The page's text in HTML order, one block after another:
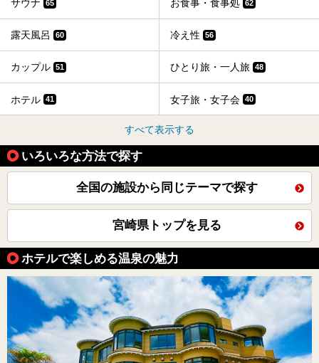
サウナ 65 お食事・食事処 62
露天風呂 60 冷え性 56
カップル 51 ひとり旅・一人旅 48
ホテル 41 女子旅・女子会 40
すべて表示する
いろいろな方法で探す
全国の施設から同じテーマで探す
宮崎県トップを見る
ホテルで楽しめる温泉の魅力